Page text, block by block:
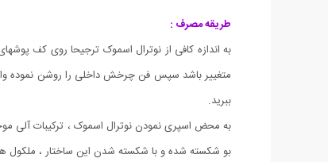
طریقه مصرف :
ببرید.
به محض اسپری نمودن نوترال اسموک ، ترکیبات
بو شکسته شده و با شکسته شدن این ساختار ، ملکول های